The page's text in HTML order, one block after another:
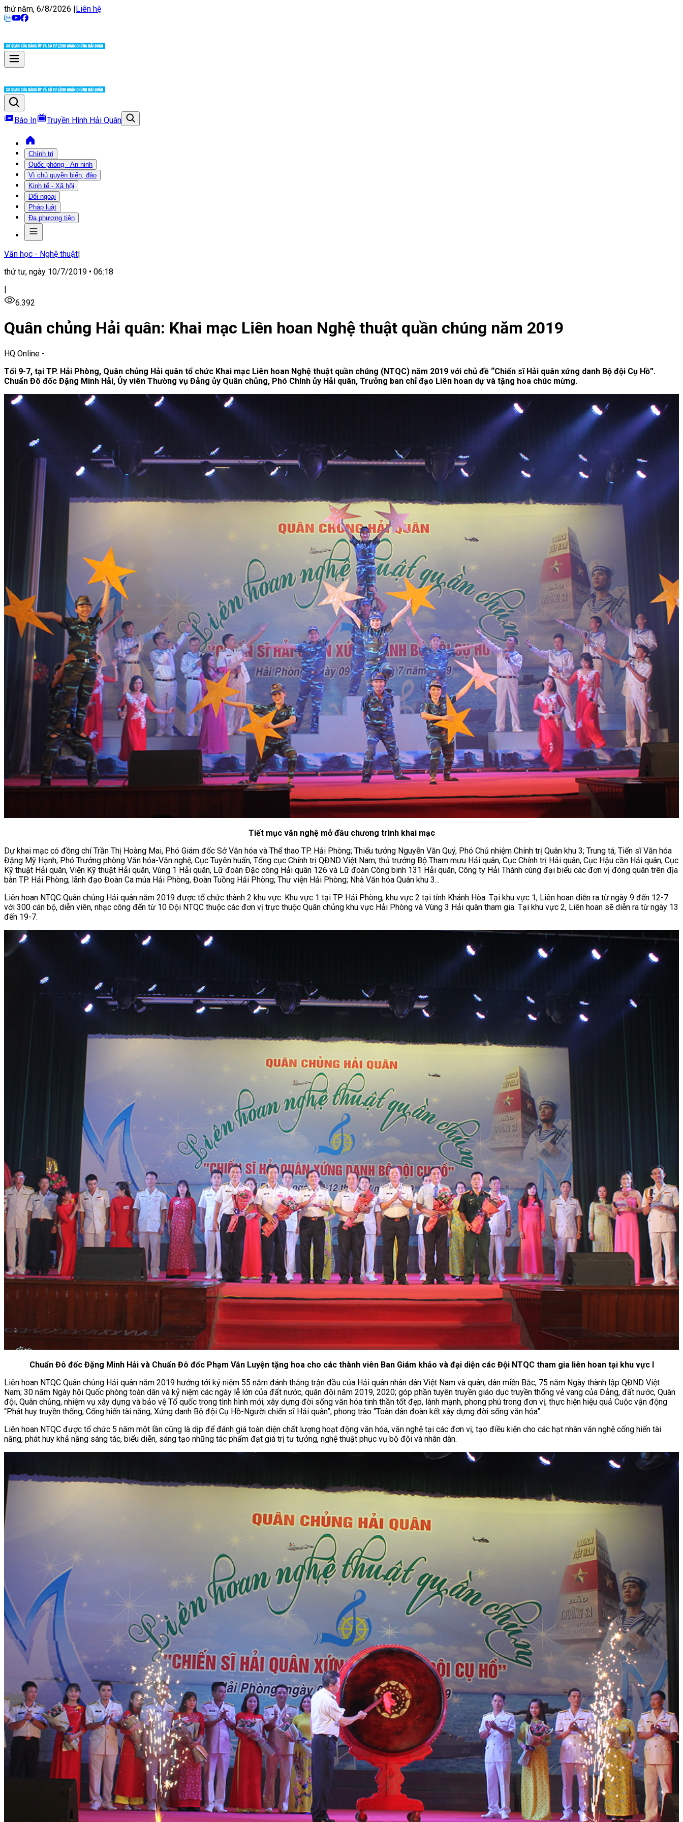
thứ năm, 6/8/2026 |Liên hệ
Báo In Truyền Hình Hải Quân
Chính trị
Quốc phòng - An ninh
Vì chủ quyền biển, đảo
Kinh tế - Xã hội
Đối ngoại
Pháp luật
Đa phương tiện
Văn học - Nghệ thuật|
thứ tư, ngày 10/7/2019 • 06:18
|
6.392
Quân chủng Hải quân: Khai mạc Liên hoan Nghệ thuật quần chúng năm 2019
HQ Online -
Tối 9-7, tại TP. Hải Phòng, Quân chủng Hải quân tổ chức Khai mạc Liên hoan Nghệ thuật quần chúng (NTQC) năm 2019 với chủ đề “Chiến sĩ Hải quân xứng danh Bộ đội Cụ Hồ”.
Chuẩn Đô đốc Đặng Minh Hải, Ủy viên Thường vụ Đảng ủy Quân chủng, Phó Chính ủy Hải quân, Trưởng ban chỉ đạo Liên hoan dự và tặng hoa chúc mừng.
Tiết mục văn nghệ mở đầu chương trình khai mạc
Dự khai mạc có đồng chí Trần Thị Hoàng Mai, Phó Giám đốc Sở Văn hóa và Thể thao TP. Hải Phòng; Thiếu tướng Nguyễn Văn Quý, Phó Chủ nhiệm Chính trị Quân khu 3; Trung tá, Tiến sĩ Văn hóa
Đặng Mỹ Hạnh, Phó Trưởng phòng Văn hóa-Văn nghệ, Cục Tuyên huấn, Tổng cục Chính trị QĐND Việt Nam; thủ trưởng Bộ Tham mưu Hải quân, Cục Chính trị Hải quân, Cục Hậu cần Hải quân, Cục
Kỹ thuật Hải quân, Viện Kỹ thuật Hải quân, Vùng 1 Hải quân, Lữ đoàn Đặc công Hải quân 126 và Lữ đoàn Công binh 131 Hải quân, Công ty Hải Thành cùng đại biểu các đơn vị đóng quân trên địa
bàn TP. Hải Phòng; lãnh đạo Đoàn Ca múa Hải Phòng, Đoàn Tuồng Hải Phòng; Thư viện Hải Phòng; Nhà Văn hóa Quân khu 3...
Liên hoan NTQC Quân chủng Hải quân năm 2019 được tổ chức thành 2 khu vực: Khu vực 1 tại TP. Hải Phòng, khu vực 2 tại tỉnh Khánh Hòa. Tại khu vực 1, Liên hoan diễn ra từ ngày 9 đến 12-7
với 300 cán bộ, diễn viên, nhạc công đến từ 10 Đội NTQC thuộc các đơn vị trực thuộc Quân chủng khu vực Hải Phòng và Vùng 3 Hải quân tham gia. Tại khu vực 2, Liên hoan sẽ diễn ra từ ngày 13
đến 19-7.
Chuẩn Đô đốc Đặng Minh Hải và Chuẩn Đô đốc Phạm Văn Luyện tặng hoa cho các thành viên Ban Giám khảo và đại diện các Đội NTQC tham gia liên hoan tại khu vực I
Liên hoan NTQC Quân chủng Hải quân năm 2019 hướng tới kỷ niệm 55 năm đánh thắng trận đầu của Hải quân nhân dân Việt Nam và quân, dân miền Bắc; 75 năm Ngày thành lập QĐND Việt
Nam; 30 năm Ngày hội Quốc phòng toàn dân và kỷ niệm các ngày lễ lớn của đất nước, quân đội năm 2019, 2020; góp phần tuyên truyền giáo dục truyền thống vẻ vang của Đảng, đất nước, Quân
đội, Quân chủng, nhiệm vụ xây dựng và bảo vệ Tổ quốc trong tình hình mới; xây dựng đời sống văn hóa tinh thần tốt đẹp, lành mạnh, phong phú trong đơn vị; thực hiện hiệu quả Cuộc vận động
“Phát huy truyền thống, Cống hiến tài năng, Xứng danh Bộ đội Cụ Hồ-Người chiến sĩ Hải quân”, phong trào “Toàn dân đoàn kết xây dựng đời sống văn hóa”.
Liên hoan NTQC được tổ chức 5 năm một lần cũng là dịp để đánh giá toàn diện chất lượng hoạt động văn hóa, văn nghệ tại các đơn vị; tạo điều kiện cho các hạt nhân văn nghệ cống hiến tài
năng, phát huy khả năng sáng tác, biểu diễn, sáng tạo những tác phẩm đạt giá trị tư tưởng, nghệ thuật phục vụ bộ đội và nhân dân.